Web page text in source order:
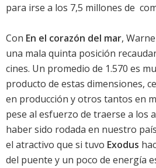
para irse a los 7,5 millones de 
Con En el corazón del mar,
una mala quinta posición
cines. Un promedio de 1.570 es
producto de estas dimensiones,
en producción y otros tantos en
pese al esfuerzo de traerse a los
haber sido rodada en nuestro
el atractivo que si tuvo Exodus
del puente y un poco de energía